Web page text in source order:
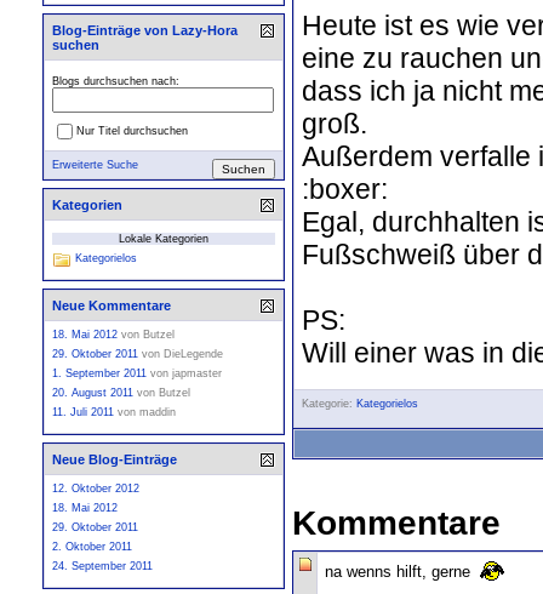
Heute ist es wie
eine zu rauchen
dass ich ja nicht
groß.
Außerdem verfalle
:boxer:
Egal, durchhalten
Fußschweiß über
PS:
Will einer was in
Kategorie: Kategorielos
Kommentare
na wenns hilft, gerne
Blog-Einträge von Lazy-Hora
suchen
Blogs durchsuchen nach:
Nur Titel durchsuchen
Erweiterte Suche
Kategorien
Lokale Kategorien
Kategorielos
Neue Kommentare
18. Mai 2012 von Butzel
29. Oktober 2011 von DieLegende
1. September 2011 von japmaster
20. August 2011 von Butzel
11. Juli 2011 von maddin
Neue Blog-Einträge
12. Oktober 2012
18. Mai 2012
29. Oktober 2011
2. Oktober 2011
24. September 2011